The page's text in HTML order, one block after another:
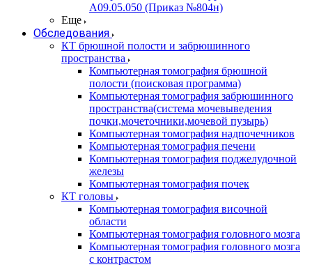
A09.05.050 (Приказ №804н)
Еще
Обследования
КТ брюшной полости и забрюшинного
пространства
Компьютерная томография брюшной
полости (поисковая программа)
Компьютерная томография забрюшинного
пространства(система мочевыведения
почки,мочеточники,мочевой пузырь)
Компьютерная томография надпочечников
Компьютерная томография печени
Компьютерная томография поджелудочной
железы
Компьютерная томография почек
КТ головы
Компьютерная томография височной
области
Компьютерная томография головного мозга
Компьютерная томография головного мозга
с контрастом